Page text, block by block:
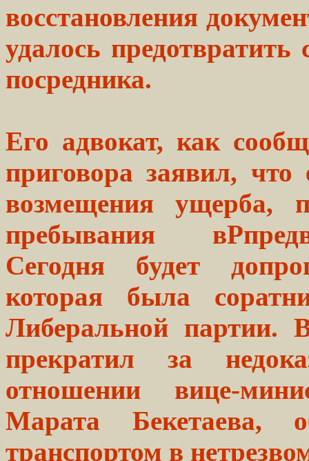
восстановления
удалось предотвратить
посредника.
Его адвокат, как
приговора заявил, что
возмещения ущерба,
пребывания
Сегодня будет
которая была
Либеральной партии.
прекратил за
отношении вице-
Марата Бекетаева,
транспортом в